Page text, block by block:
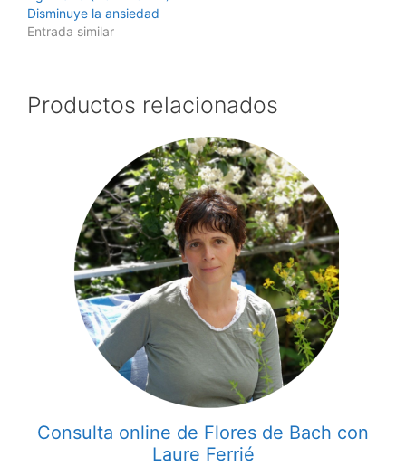
Disminuye la ansiedad
Entrada similar
Productos relacionados
Consulta online de Flores de Bach con
Laure Ferrié